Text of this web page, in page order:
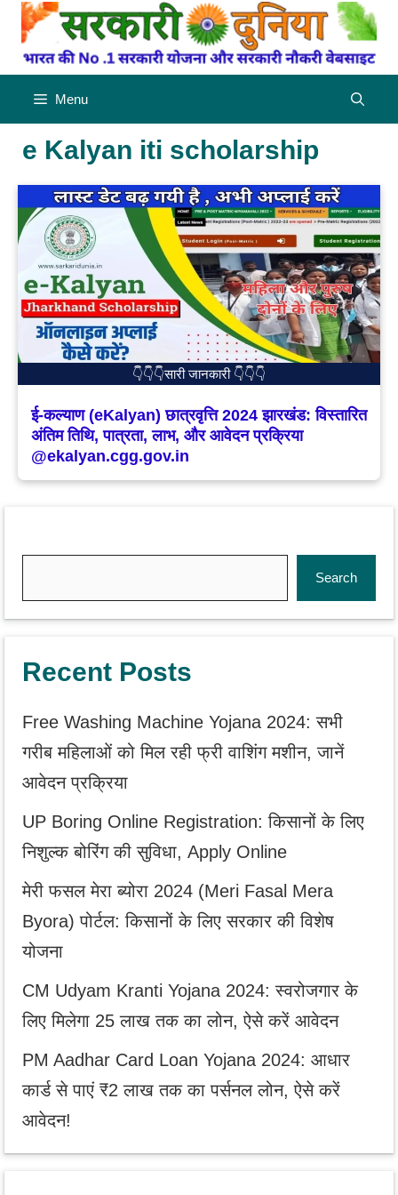
Skip
content
Menu
e Kalyan iti scholarship
👇👇👇सारी जानकारी 👇👇👇
ई-कल्याण (eKalyan) छात्रवृत्ति 2024 झारखंड: विस्तारित
अंतिम तिथि, पात्रता, लाभ, और आवेदन प्रक्रिया
@ekalyan.cgg.gov.in
Search
Recent Posts
Free Washing Machine Yojana 2024: सभी
गरीब महिलाओं को मिल रही फ्री वाशिंग मशीन, जानें
आवेदन प्रक्रिया
UP Boring Online Registration: किसानों के लिए
निशुल्क बोरिंग की सुविधा, Apply Online
मेरी फसल मेरा ब्योरा 2024 (Meri Fasal Mera
Byora) पोर्टल: किसानों के लिए सरकार की विशेष
योजना
CM Udyam Kranti Yojana 2024: स्वरोजगार के
लिए मिलेगा 25 लाख तक का लोन, ऐसे करें आवेदन
PM Aadhar Card Loan Yojana 2024: आधार
कार्ड से पाएं ₹2 लाख तक का पर्सनल लोन, ऐसे करें
आवेदन!